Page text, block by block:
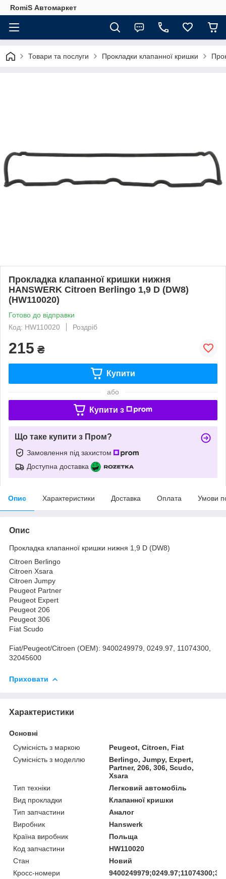
RomiS Автомаркет
Товари та послуги Прокладки клапанної кришки
Прокладка клапанної кришки нижня
HANSWERK Citroen Berlingo 1,9 D (DW8)
(HW110020)
Готово до відправки
Код: HW110020
Роздріб
215 ₴
Купити
або
Купити з
Що таке купити з Пром?
Замовлення під захистом
Доступна доставка
Опис Характеристики Доставка Оплата Умови
Опис
Прокладка клапанної кришки нижня 1,9 D (DW8)
Citroen Berlingo
Citroen Xsara
Citroen Jumpy
Peugeot Partner
Peugeot Expert
Peugeot 206
Peugeot 306
Fiat Scudo
Fiat/Peugeot/Citroen (OEM): 9400249979, 0249.97, 11074300,
32045600
Приховати
Характеристики
Основні
Сумісність з маркою
Peugeot, Citroen, Fiat
Сумісність з моделлю
Berlingo, Jumpy, Expert,
Partner, 206, 306, Scudo,
Xsara
Тип техніки
Легковий автомобіль
Вид прокладки
Клапанної кришки
Тип запчастини
Аналог
Виробник
Hanswerk
Країна виробник
Польща
Код запчастини
HW110020
Стан
Новий
Кросс-номери